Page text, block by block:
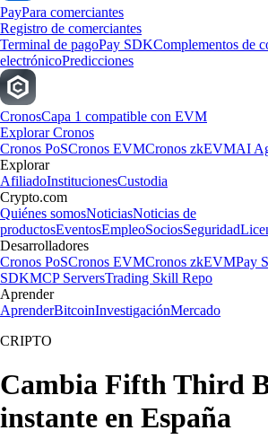
PayPara comerciantes
Registro de comerciantes
Terminal de pagoPay SDKComplementos de
electrónicoPredicciones
CronosCapa 1 compatible con EVM
Explorar Cronos
Cronos PoSCronos EVMCronos zkEVMAI
Explorar
AfiliadoInstitucionesCustodia
Crypto.com
Quiénes somosNoticiasNoticias de
productosEventosEmpleoSociosSeguridad
Desarrolladores
Cronos PoSCronos EVMCronos zkEVMPay
SDKMCP ServersTrading Skill Repo
Aprender
AprenderBitcoinInvestigaciónMercado
CRIPTO
Cambia Fifth Third
instante en España